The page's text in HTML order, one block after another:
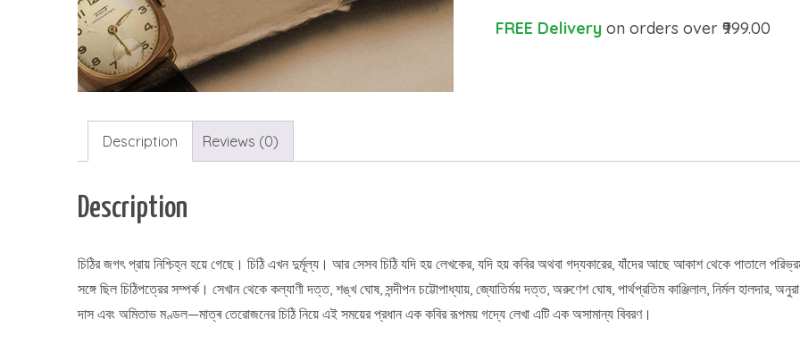
FREE Delivery on orders over ₹999.00
Description Reviews (0)
Description
চিঠির জগৎ প্রায় নিশ্চিহ্ন হয়ে গেছে। চিঠি এখন দুর্মূল্য। আর সেসব চিঠি যদি হয় লেখকের, যদি হয় কবির অথবা গদ্যকারের, যাঁদের আছে আকাশ থেকে পাতালে
সঙ্গে ছিল চিঠিপত্রের সম্পর্ক। সেখান থেকে কল্যাণী দত্ত, শঙ্খ ঘোষ, সন্দীপন চট্টোপাধ্যায়, জ্যোতির্ময় দত্ত, অরুণেশ ঘোষ, পার্থপ্রতিম কাঞ্জিলাল, নির্মল
দাস এবং অমিতাভ মণ্ডল—মাত্ৰ তেরোজনের চিঠি নিয়ে এই সময়ের প্রধান এক কবির রূপময় গদ্যে লেখা এটি এক অসামান্য বিবরণ।